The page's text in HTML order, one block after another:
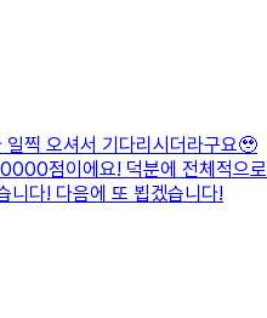
찍 오셔서 기다리시더라구요🥹
점이에요! 덕분에 전체적으로
니다! 다음에 또 뵙겠습니다!